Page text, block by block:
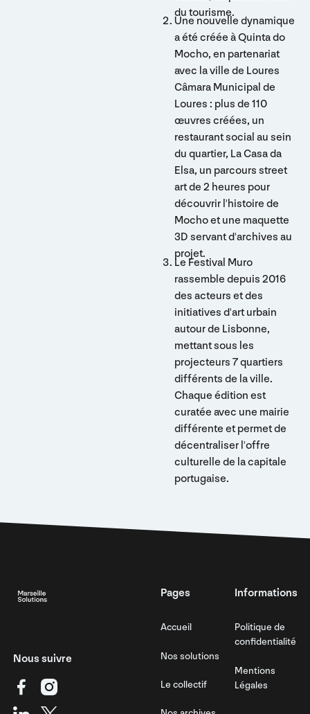
du tourisme.
Une nouvelle dynamique
a été créée à Quinta do
Mocho, en partenariat
avec la ville de Loures
Câmara Municipal de
Loures : plus de 110
œuvres créées, un
restaurant social au sein
du quartier, La Casa da
Elsa, un parcours street
art de 2 heures pour
découvrir l'histoire de
Mocho et une maquette
3D servant d'archives au
projet.
Le Festival Muro
rassemble depuis 2016
des acteurs et des
initiatives d'art urbain
autour de Lisbonne,
mettant sous les
projecteurs 7 quartiers
différents de la ville.
Chaque édition est
curatée avec une mairie
différente et permet de
décentraliser l'offre
culturelle de la capitale
portugaise.
Nous suivre
Pages
Accueil
Nos solutions
Le collectif
Informations
Politique de
confidentialité
Mentions
Légales